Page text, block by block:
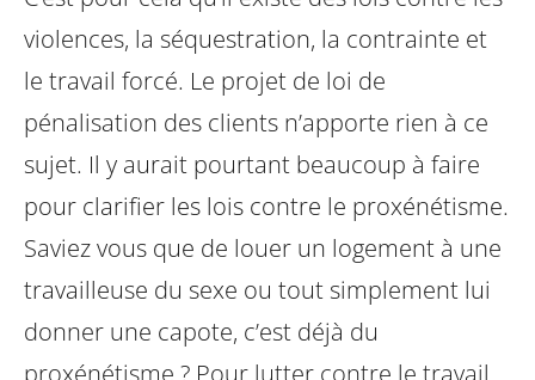
violences, la séquestration, la contrainte et
le travail forcé. Le projet de loi de
pénalisation des clients n’apporte rien à ce
sujet. Il y aurait pourtant beaucoup à faire
pour clarifier les lois contre le proxénétisme.
Saviez vous que de louer un logement à une
travailleuse du sexe ou tout simplement lui
donner une capote, c’est déjà du
proxénétisme ? Pour lutter contre le travail